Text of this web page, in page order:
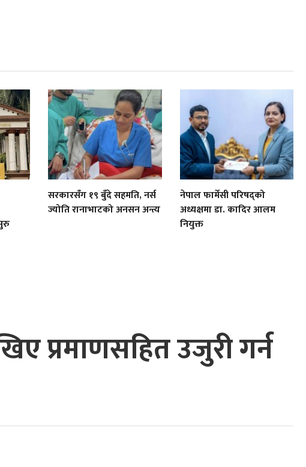
सरकारसँग १९ बुँदे सहमति, नर्स
ज्योति रानाभाटको अनसन अन्त्य
नेपाल फार्मेसी परिषद्को
अध्यक्षमा डा. कादिर आलम
नियुक्त
प्रमाणसहित उजुरी गर्न